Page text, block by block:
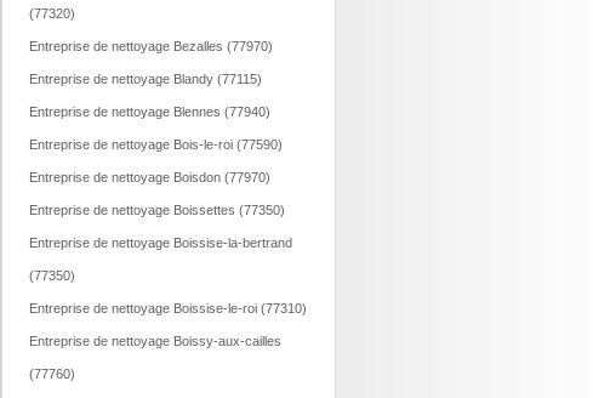
(77320)
Entreprise de nettoyage Bezalles (77970)
Entreprise de nettoyage Blandy (77115)
Entreprise de nettoyage Blennes (77940)
Entreprise de nettoyage Bois-le-roi (77590)
Entreprise de nettoyage Boisdon (77970)
Entreprise de nettoyage Boissettes (77350)
Entreprise de nettoyage Boissise-la-bertrand
(77350)
Entreprise de nettoyage Boissise-le-roi (77310)
Entreprise de nettoyage Boissy-aux-cailles
(77760)